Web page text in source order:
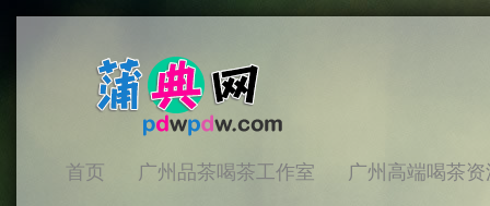
首页 广州品茶喝茶工作室 广州高端喝茶资